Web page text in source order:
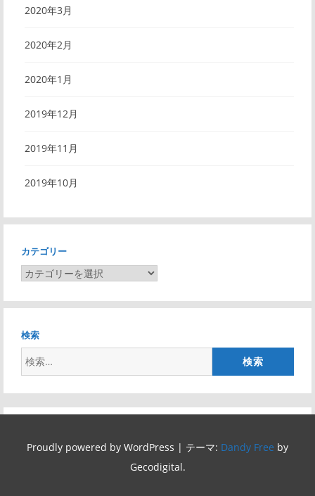
2020年3月
2020年2月
2020年1月
2019年12月
2019年11月
2019年10月
カテゴリー
カ
ゴ
リ
ー
検索
索:
Proudly powered by WordPress | テーマ: Dandy Free by
Gecodigital.